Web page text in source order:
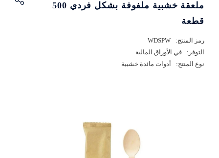
ملعقة خشبية ملفوفة بشكل فردي 500
قطعة
رمز المنتج:
WDSPW
التوفر:
في الأوراق المالية
نوع المنتج:
أدوات مائدة خشبية